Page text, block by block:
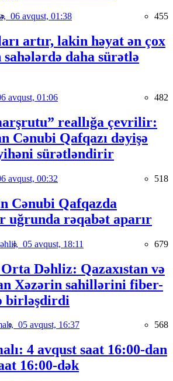
06 avqust, 01:38 455
artır, lakin həyat ən çox
sahələrdə daha sürətlə
avqust, 01:06 482
reallığa çevrilir:
Cənubi Qafqazı dəyişə
sürətləndirir
avqust, 00:32 518
Cənubi Qafqazda
uğrunda rəqabət aparır
05 avqust, 18:11 679
Dəhliz: Qazaxıstan və
Xəzərin sahillərini fiber-
birləşdirdi
05 avqust, 16:37 568
4 avqust saat 16:00-dan
16:00-dək